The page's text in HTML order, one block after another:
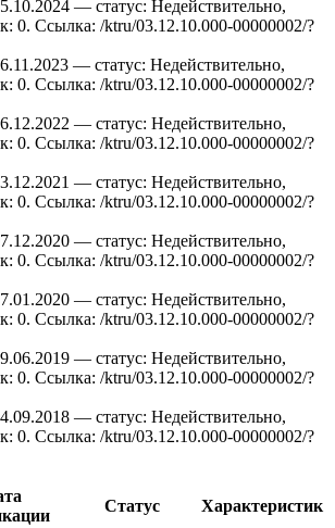
— статус: Недействительно,
0. Ссылка: /ktru/03.12.10.000-00000002/?
— статус: Недействительно,
0. Ссылка: /ktru/03.12.10.000-00000002/?
— статус: Недействительно,
0. Ссылка: /ktru/03.12.10.000-00000002/?
— статус: Недействительно,
0. Ссылка: /ktru/03.12.10.000-00000002/?
— статус: Недействительно,
0. Ссылка: /ktru/03.12.10.000-00000002/?
— статус: Недействительно,
0. Ссылка: /ktru/03.12.10.000-00000002/?
— статус: Недействительно,
0. Ссылка: /ktru/03.12.10.000-00000002/?
— статус: Недействительно,
0. Ссылка: /ktru/03.12.10.000-00000002/?
Статус
Характеристик